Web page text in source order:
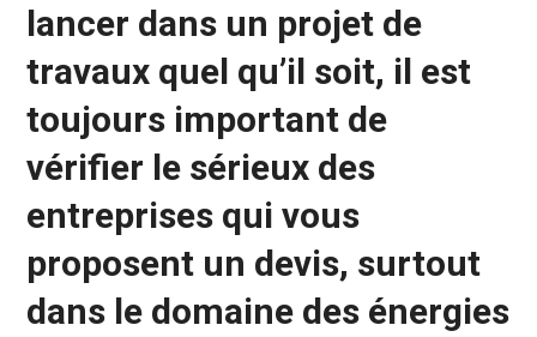
lancer dans un projet de
travaux quel qu’il soit, il est
toujours important de
vérifier le sérieux des
entreprises qui vous
proposent un devis, surtout
dans le domaine des énergies